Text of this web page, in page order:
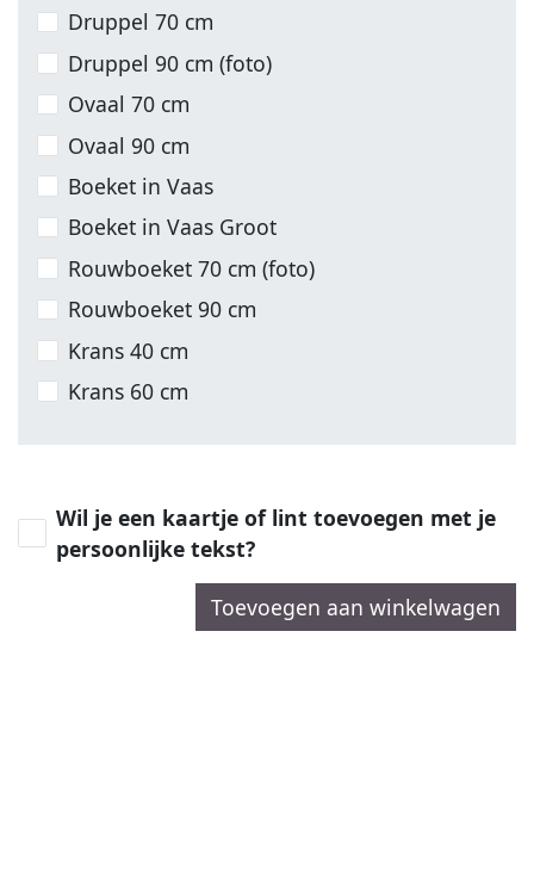
Druppel 70 cm
Druppel 90 cm (foto)
Ovaal 70 cm
Ovaal 90 cm
Boeket in Vaas
Boeket in Vaas Groot
Rouwboeket 70 cm (foto)
Rouwboeket 90 cm
Krans 40 cm
Krans 60 cm
Wil je een kaartje of lint toevoegen met je
persoonlijke tekst?
Toevoegen aan winkelwagen